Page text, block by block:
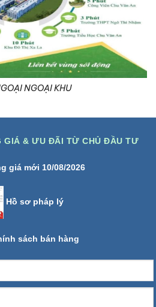
NGOẠI KHU
GIÁ & ƯU ĐÃI TỪ CHỦ ĐẦU TƯ
giá mới 10/08/2026
Hồ sơ pháp lý
sách bán hàng